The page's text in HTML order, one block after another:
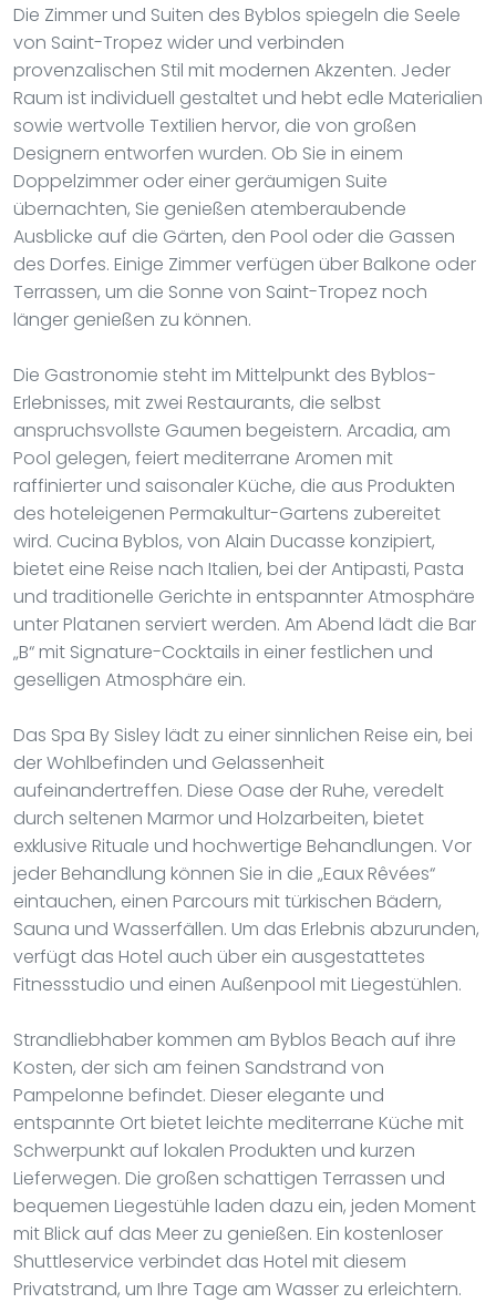
Die Zimmer und Suiten des Byblos spiegeln die Seele
von Saint-Tropez wider und verbinden
provenzalischen Stil mit modernen Akzenten. Jeder
Raum ist individuell gestaltet und hebt edle Materialien
sowie wertvolle Textilien hervor, die von großen
Designern entworfen wurden. Ob Sie in einem
Doppelzimmer oder einer geräumigen Suite
übernachten, Sie genießen atemberaubende
Ausblicke auf die Gärten, den Pool oder die Gassen
des Dorfes. Einige Zimmer verfügen über Balkone oder
Terrassen, um die Sonne von Saint-Tropez noch
länger genießen zu können.
Die Gastronomie steht im Mittelpunkt des Byblos-
Erlebnisses, mit zwei Restaurants, die selbst
anspruchsvollste Gaumen begeistern. Arcadia, am
Pool gelegen, feiert mediterrane Aromen mit
raffinierter und saisonaler Küche, die aus Produkten
des hoteleigenen Permakultur-Gartens zubereitet
wird. Cucina Byblos, von Alain Ducasse konzipiert,
bietet eine Reise nach Italien, bei der Antipasti, Pasta
und traditionelle Gerichte in entspannter Atmosphäre
unter Platanen serviert werden. Am Abend lädt die Bar
„B“ mit Signature-Cocktails in einer festlichen und
geselligen Atmosphäre ein.
Das Spa By Sisley lädt zu einer sinnlichen Reise ein, bei
der Wohlbefinden und Gelassenheit
aufeinandertreffen. Diese Oase der Ruhe, veredelt
durch seltenen Marmor und Holzarbeiten, bietet
exklusive Rituale und hochwertige Behandlungen. Vor
jeder Behandlung können Sie in die „Eaux Rêvées“
eintauchen, einen Parcours mit türkischen Bädern,
Sauna und Wasserfällen. Um das Erlebnis abzurunden,
verfügt das Hotel auch über ein ausgestattetes
Fitnessstudio und einen Außenpool mit Liegestühlen.
Strandliebhaber kommen am Byblos Beach auf ihre
Kosten, der sich am feinen Sandstrand von
Pampelonne befindet. Dieser elegante und
entspannte Ort bietet leichte mediterrane Küche mit
Schwerpunkt auf lokalen Produkten und kurzen
Lieferwegen. Die großen schattigen Terrassen und
bequemen Liegestühle laden dazu ein, jeden Moment
mit Blick auf das Meer zu genießen. Ein kostenloser
Shuttleservice verbindet das Hotel mit diesem
Privatstrand, um Ihre Tage am Wasser zu erleichtern.